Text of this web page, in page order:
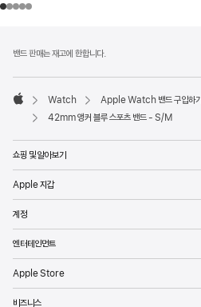
밴드 판매는 재고에 한합니다.
Apple
Watch
Apple Watch 밴드 구입하기
42mm 앵커 블루 스포츠 밴드 - S/M
쇼핑 및 알아보기
Apple 지갑
계정
엔터테인먼트
Apple Store
비즈니스